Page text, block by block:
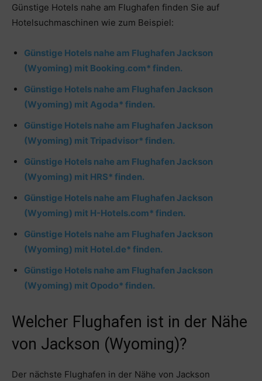
Günstige Hotels nahe am Flughafen finden Sie auf
Hotelsuchmaschinen wie zum Beispiel:
Günstige Hotels nahe am Flughafen Jackson
(Wyoming) mit Booking.com* finden.
Günstige Hotels nahe am Flughafen Jackson
(Wyoming) mit Agoda* finden.
Günstige Hotels nahe am Flughafen Jackson
(Wyoming) mit Tripadvisor* finden.
Günstige Hotels nahe am Flughafen Jackson
(Wyoming) mit HRS* finden.
Günstige Hotels nahe am Flughafen Jackson
(Wyoming) mit H-Hotels.com* finden.
Günstige Hotels nahe am Flughafen Jackson
(Wyoming) mit Hotel.de* finden.
Günstige Hotels nahe am Flughafen Jackson
(Wyoming) mit Opodo* finden.
Welcher Flughafen ist in der Nähe
von Jackson (Wyoming)?
Der nächste Flughafen in der Nähe von Jackson